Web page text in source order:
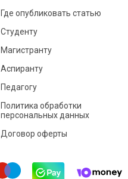
Где опубликовать статью
Студенту
Магистранту
Аспиранту
Педагогу
Политика обработки
персональных данных
Договор оферты